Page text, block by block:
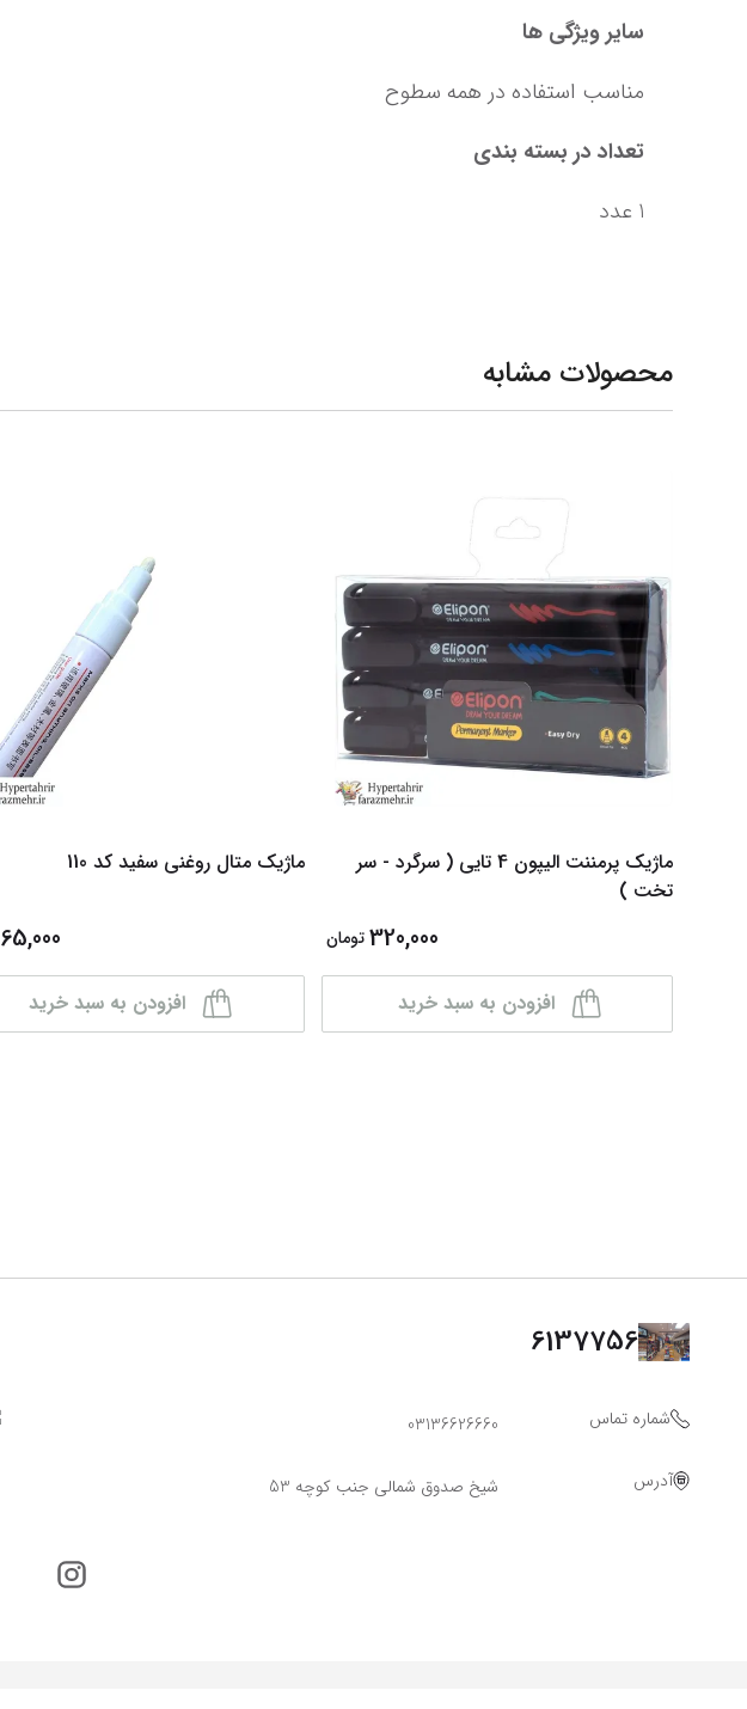
سایر ویژگی ها
مناسب استفاده در همه سطوح
تعداد در بسته بندی
1 عدد
محصولات مشابه
ماژیک پرمننت الیپون 4 تایی ( سرگرد - سر
تخت )
320,000 تومان
افزودن به سبد خرید
ماژیک متال روغنی سفید کد 110
65,000
افزودن به سبد خرید
6137756
شماره تماس 03136626660
آدرس شیخ صدوق شمالی جنب کوچه 53